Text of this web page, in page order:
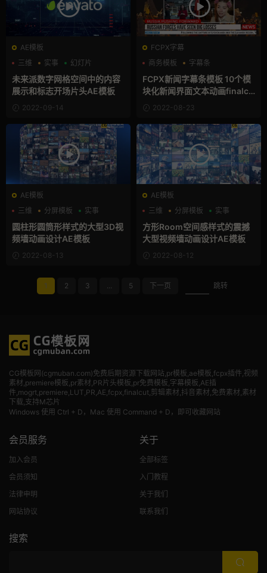
AE模板
三维
实事 幻灯片
未来派数字网格空间中的内容
展示和标志开场片头AE模板
2022-09-14
FCPX字幕
商务模板
字幕条
支持Intel+M芯片
FCPX新闻字幕条模板 10个模
块化新闻界面文本动画finalcu
t滚动字幕支持M1
2022-08-23
AE模板
三维
分屏模板 实事
圆柱形圆筒形样式的大型3D视
频墙动画设计AE模板
2022-08-13
AE模板
三维
分屏模板 实事
方形Room空间感样式的震撼
大型视频墙动画设计AE模板
2022-08-12
1 2 3 ... 5 下一页 跳转
CG模板网(cgmuban.com)免费后期资源下载网站,pr模板,ae模板,fcpx插件,视频
素材,premiere模板,pr素材,PR片头模板,pr免费模板,字幕模板,AE插
件,mogrt,premiere,LUT,PR,AE,fcpx,finalcut,剪辑素材,抖音素材,免费素材,素材
下载,支持M芯片
Windows 使用 Ctrl + D，Mac 使用 Command + D，即可收藏网站
会员服务
加入会员
会员须知
法律申明
网站协议
关于
全部标签
入门教程
关于我们
联系我们
搜索